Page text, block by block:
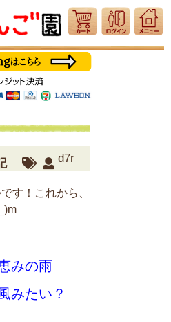
d7r
す！これから、
みの雨
みたい？